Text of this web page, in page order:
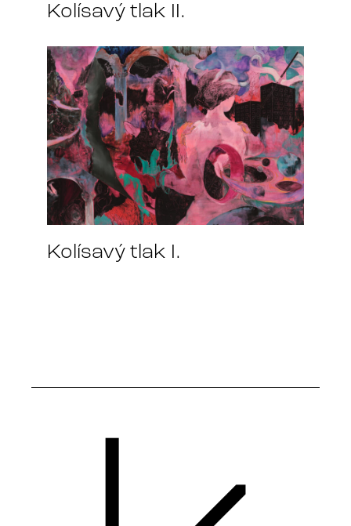
Kolísavý tlak II.
Kolísavý tlak I.